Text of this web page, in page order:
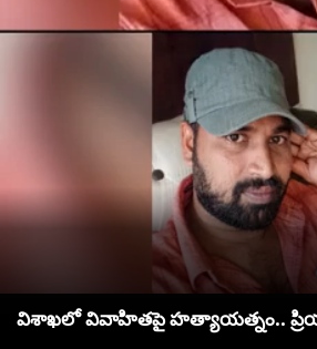
విశాఖలో వివాహితపై హత్యాయత్నం..